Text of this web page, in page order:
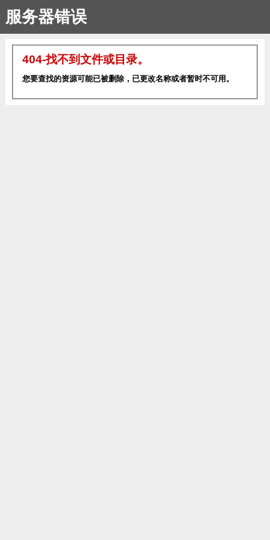
服务器错误
404-找不到文件或目录。
您要查找的资源可能已被删除，已更改名称或者暂时不可用。